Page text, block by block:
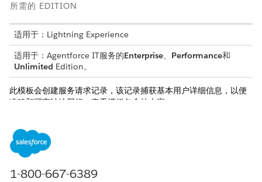
所需的 EDITION
适用于：Lightning Experience
适用于：Agentforce IT服务的Enterprise、 Performance和
Unlimited Edition。
此模板会创建服务请求记录，该记录捕获基本用户详细信息，以便
准确和可审计地履行。查看模板包含的内容。
接收属性
此模板使用简化的请求流程，识别需要密码重置的运行用户。它不
会从员工那里收集额外的接收详细信息。
1-800-667-6389